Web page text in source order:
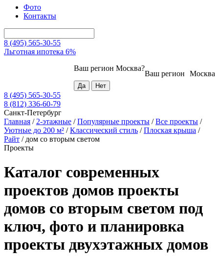
Фото
Контакты
8 (495) 565-30-55
Льготная ипотека 6%
Москва
Ваш регион
Ваш регион Москва?
8 (495) 565-30-55
8 (812) 336-60-79
Санкт-Петербург
Главная / 2-этажные /Популярные проекты /Все проекты /
Уютные до 200 м² /Классический стиль /Плоская крыша /
Райт / дом со вторым светом
Проекты
Каталог современных
проектов домов проекты
домов со вторым светом под
ключ, фото и планировка
проекты двухэтажных домов